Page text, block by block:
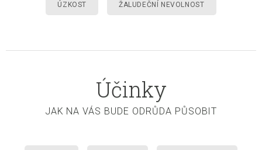
ÚZKOST ŽALUDEČNÍ NEVOLNOST
Účinky
JAK NA VÁS BUDE ODRŮDA PŮSOBIT